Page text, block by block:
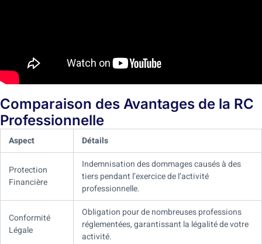
Comparaison des Avantages de la RC
Professionnelle
Aspect Détails
Protection
Financière
Indemnisation des dommages causés à des
tiers pendant l’exercice de l’activité
professionnelle.
Conformité
Légale
Obligation pour de nombreuses professions
réglementées, garantissant la légalité de votre
activité.